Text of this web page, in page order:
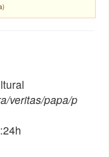
veritas/papa/p